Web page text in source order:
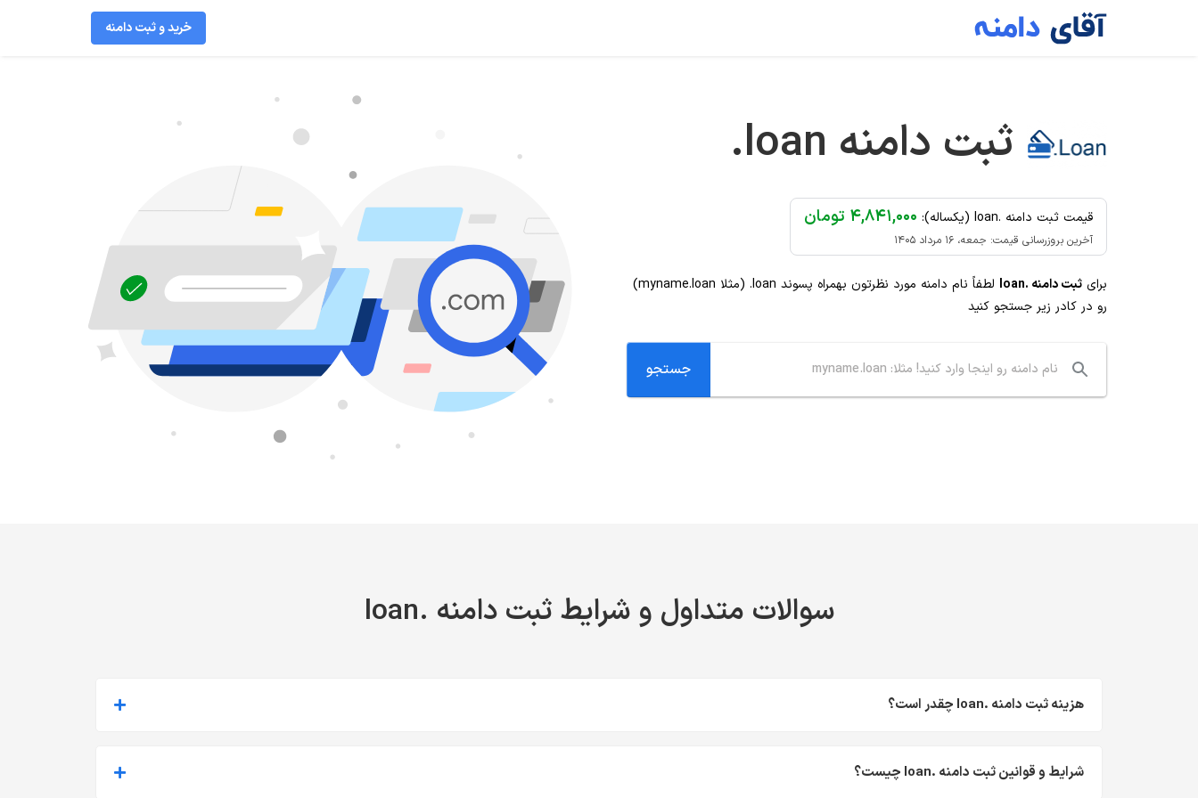
خرید و ثبت دامنه
ثبت دامنه .loan
قیمت ثبت دامنه .loan (یکساله): ۴,۸۴۱,۰۰۰ تومان
آخرین بروزرسانی قیمت: جمعه، ۱۶ مرداد ۱۴۰۵
برای ثبت دامنه .loan لطفاً نام دامنه مورد نظرتون بهمراه پسوند .loan
(مثلا myname.loan)
رو در کادر زیر جستجو کنید
سوالات متداول و شرایط ثبت دامنه .loan
هزینه ثبت دامنه .loan چقدر است؟
شرایط و قوانین ثبت دامنه .loan چیست؟